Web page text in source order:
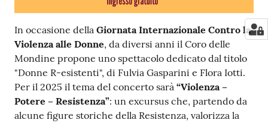
In occasione della Giornata Internazionale Contro la
Violenza alle Donne, da diversi anni il Coro delle
Mondine propone uno spettacolo dedicato dal titolo
"Donne R-esistenti", di Fulvia Gasparini e Flora Iotti.
Per il 2025 il tema del concerto sarà “Violenza –
Potere – Resistenza”: un excursus che, partendo da
alcune figure storiche della Resistenza, valorizza la